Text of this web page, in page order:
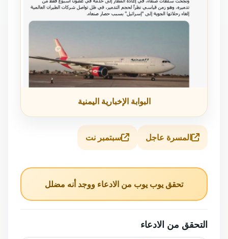
البوابة الإخبارية اليمنية
المسرة عاجل سبتمبر نت
تحقق يوب يوب من الادعاء ووجد أنه مضلل
التحقق من الادعاء